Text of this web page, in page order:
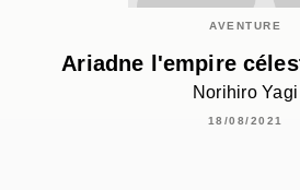
AVENTURE
Ariadne l'empire
Norihiro Yagi
18/08/2021